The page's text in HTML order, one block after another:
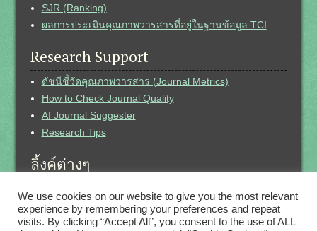
SJR (Ranking)
ผลการประเมินคุณภาพวารสารที่อยู่ในฐานข้อมูล TCI
Research Support
ดัชนีชี้วัดคุณภาพวารสาร (Journal Metrics)
How to Check Journal Quality
AI Journal Suggester
Research Tips
ลิ้งค์ต่างๆ
e-Thesis (คณะกายภาพบำบัด)
Researchgate
We use cookies on our website to give you the most relevant
experience by remembering your preferences and repeat
visits. By clicking “Accept All”, you consent to the use of ALL